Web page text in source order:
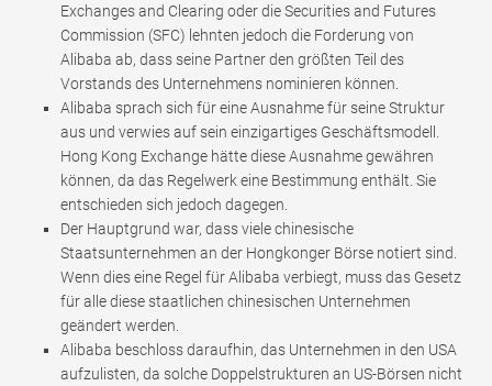
Exchanges and Clearing oder die Securities and Futures
Commission (SFC) lehnten jedoch die Forderung von
Alibaba ab, dass seine Partner den größten Teil des
Vorstands des Unternehmens nominieren können.
Alibaba sprach sich für eine Ausnahme für seine Struktur
aus und verwies auf sein einzigartiges Geschäftsmodell.
Hong Kong Exchange hätte diese Ausnahme gewähren
können, da das Regelwerk eine Bestimmung enthält. Sie
entschieden sich jedoch dagegen.
Der Hauptgrund war, dass viele chinesische
Staatsunternehmen an der Hongkonger Börse notiert sind.
Wenn dies eine Regel für Alibaba verbiegt, muss das Gesetz
für alle diese staatlichen chinesischen Unternehmen
geändert werden.
Alibaba beschloss daraufhin, das Unternehmen in den USA
aufzulisten, da solche Doppelstrukturen an US-Börsen nicht